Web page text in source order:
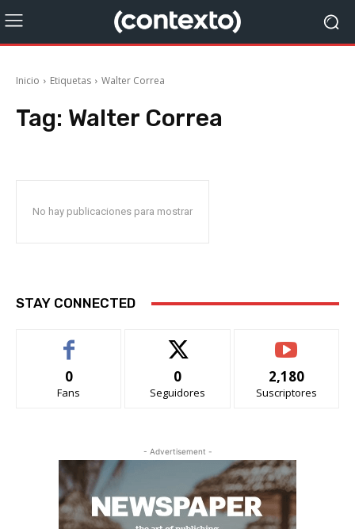
Inicio Etiquetas Walter Correa
Tag: Walter Correa
No hay publicaciones para mostrar
STAY CONNECTED
0
Fans
0
Seguidores
2,180
Suscriptores
- Advertisement -